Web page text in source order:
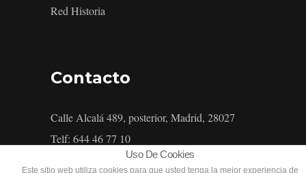
Red Historia
Contacto
Calle Alcalá 489, posterior, Madrid, 28027
Telf: 644 46 77 10
Uso De Cookies
Este sitio web utiliza cookies para que usted tenga la mejor experiencia de